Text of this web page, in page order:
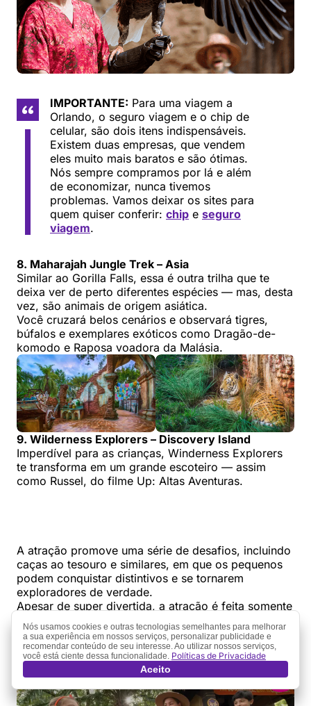
IMPORTANTE: Para uma viagem a
Orlando, o seguro viagem e o chip de
celular, são dois itens indispensáveis.
Existem duas empresas, que vendem
eles muito mais baratos e são ótimas.
Nós sempre compramos por lá e além
de economizar, nunca tivemos
problemas. Vamos deixar os sites para
quem quiser conferir: chip e seguro
viagem.
8. Maharajah Jungle Trek – Asia
Similar ao Gorilla Falls, essa é outra trilha que te
deixa ver de perto diferentes espécies — mas, desta
vez, são animais de origem asiática.
Você cruzará belos cenários e observará tigres,
búfalos e exemplares exóticos como Dragão-de-
komodo e Raposa voadora da Malásia.
9. Wilderness Explorers – Discovery Island
Imperdível para as crianças, Winderness Explorers
te transforma em um grande escoteiro — assim
como Russel, do filme Up: Altas Aventuras.
A atração promove uma série de desafios, incluindo
caças ao tesouro e similares, em que os pequenos
podem conquistar distintivos e se tornarem
exploradores de verdade.
Apesar de super divertida, a atração é feita somente
em inglês, então as crianças precisam entender o
idioma ou ter alguém traduzindo por perto.
Nós usamos cookies e outras tecnologias semelhantes para melhorar
a sua experiência em nossos serviços, personalizar publicidade e
recomendar conteúdo de seu interesse. Ao utilizar nossos serviços,
você está ciente dessa funcionalidade. Políticas de Privacidade
Aceito